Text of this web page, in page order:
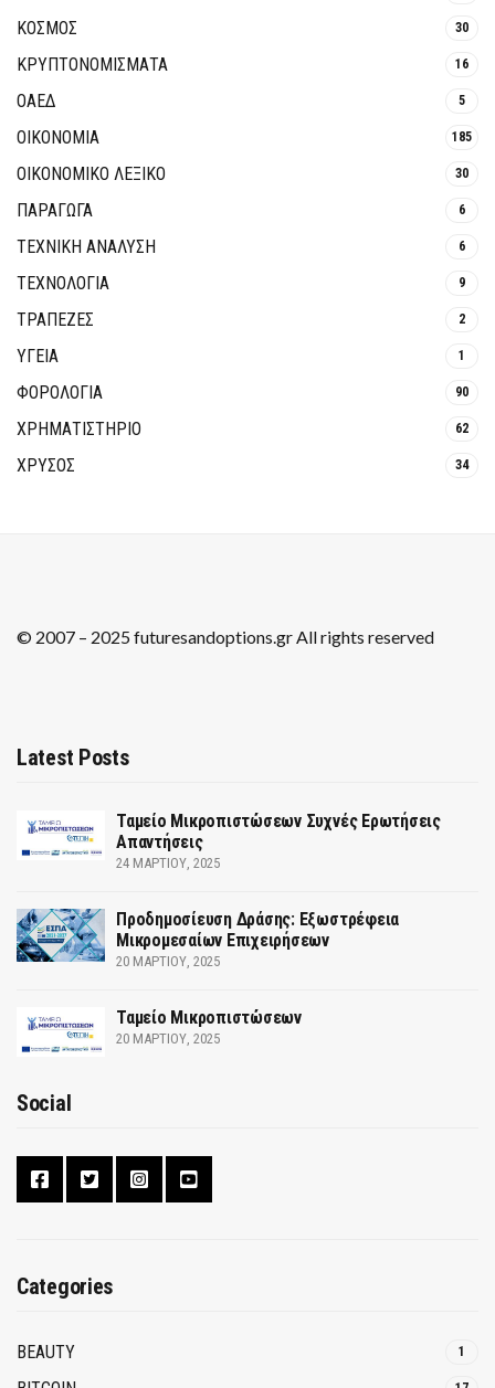
ΚΟΣΜΟΣ
30
ΚΡΥΠΤΟΝΟΜΊΣΜΑΤΑ 16
ΟΑΕΔ 5
ΟΙΚΟΝΟΜΙΑ 185
ΟΙΚΟΝΟΜΙΚΟ ΛΕΞΙΚΟ 30
ΠΑΡΑΓΩΓΑ 6
ΤΕΧΝΙΚΗ ΑΝΑΛΥΣΗ 6
ΤΕΧΝΟΛΟΓΙΑ 9
ΤΡΆΠΕΖΕΣ 2
ΥΓΕΙΑ 1
ΦΟΡΟΛΟΓΙΑ 90
ΧΡΗΜΑΤΙΣΤΗΡΙΟ 62
ΧΡΥΣΟΣ 34
© 2007 – 2025 futuresandoptions.gr All rights reserved
Latest Posts
Ταμείο Μικροπιστώσεων Συχνές Ερωτήσεις
Απαντήσεις
24 ΜΑΡΤΊΟΥ, 2025
Προδημοσίευση Δράσης: Εξωστρέφεια
Μικρομεσαίων Επιχειρήσεων
20 ΜΑΡΤΊΟΥ, 2025
Ταμείο Μικροπιστώσεων
20 ΜΑΡΤΊΟΥ, 2025
Social
Categories
BEAUTY 1